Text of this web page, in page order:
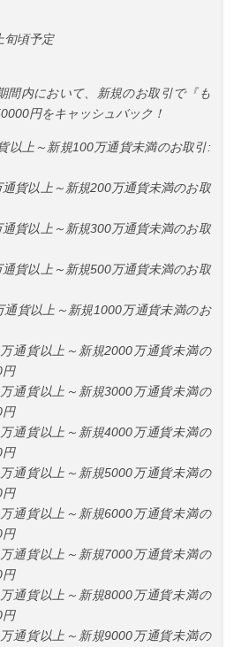
頃予定
内において、新規のお取引で『も
円をキャッシュバック！
以上～新規100万通貨未満のお取引:
貨以上～新規200万通貨未満のお取
貨以上～新規300万通貨未満のお取
貨以上～新規500万通貨未満のお取
貨以上～新規1000万通貨未満のお
通貨以上～新規2000万通貨未満の
円
通貨以上～新規3000万通貨未満の
円
通貨以上～新規4000万通貨未満の
円
通貨以上～新規5000万通貨未満の
円
通貨以上～新規6000万通貨未満の
円
通貨以上～新規7000万通貨未満の
円
通貨以上～新規8000万通貨未満の
円
通貨以上～新規9000万通貨未満の